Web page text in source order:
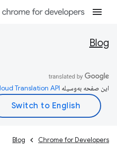
Blog
این صفحه به‌وسیله
Chrome for Developers
Blog